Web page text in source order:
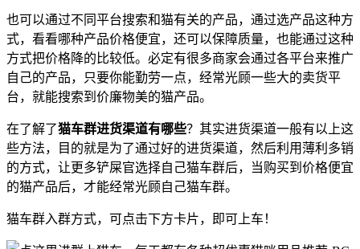
也可以通过不同平台搜索和猫有关的产品，通过选产品这种方
式，看看哪种产品价格便宜，还可以保障质量，也能通过这种
方式把价格降的比较低。必定有很多商家会通过各平台来推广
自己的产品，只要你能勤劳一点，经常光顾一些大的卖货平
台，就能搜索到价廉物美的猫产品。
在了解了猫车群进货渠道有哪些？其实进货渠道一般有以上这
些方法，目的就是为了通过好的进货渠道，然后利用薄利多销
的方式，让更多铲屎官选择自己猫车群后，当购买到价格便宜
的猫产品后，才能经常光顾自己猫车群。
猫车群入群方式，可点击下方卡片，即可上车！